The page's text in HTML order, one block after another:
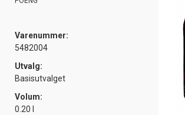
Varenummer:
5482004
Utvalg:
Basisutvalget
Volum:
0.20 l